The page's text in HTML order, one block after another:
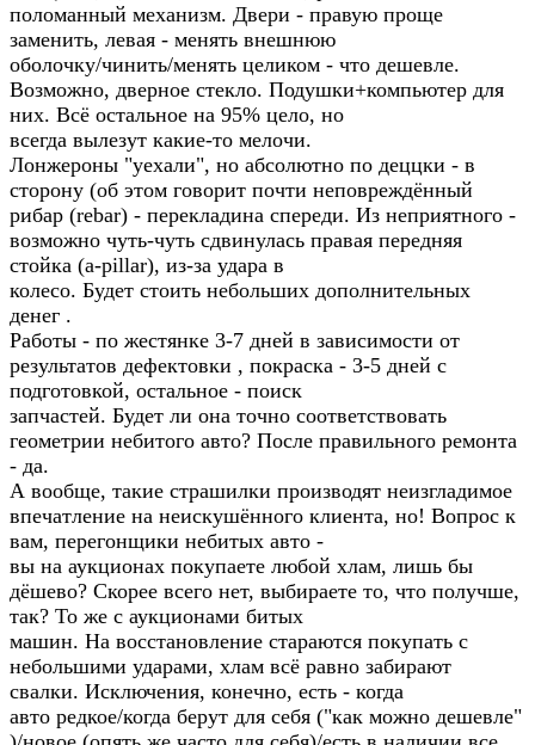
поломанный механизм. Двери - правую проще
заменить, левая - менять внешнюю
оболочку/чинить/менять целиком - что дешевле.
Возможно, дверное стекло. Подушки+компьютер для
них. Всё остальное на 95% цело, но
всегда вылезут какие-то мелочи.
Лонжероны "уехали", но абсолютно по деццки - в
сторону (об этом говорит почти неповреждённый
рибар (rebar) - перекладина спереди. Из неприятного -
возможно чуть-чуть сдвинулась правая передняя
стойка (a-pillar), из-за удара в
колесо. Будет стоить небольших дополнительных
денег .
Работы - по жестянке 3-7 дней в зависимости от
результатов дефектовки , покраска - 3-5 дней с
подготовкой, остальное - поиск
запчастей. Будет ли она точно соответствовать
геометрии небитого авто? После правильного ремонта
- да.
А вообще, такие страшилки производят неизгладимое
впечатление на неискушённого клиента, но! Вопрос к
вам, перегонщики небитых авто -
вы на аукционах покупаете любой хлам, лишь бы
дёшево? Скорее всего нет, выбираете то, что получше,
так? То же с аукционами битых
машин. На восстановление стараются покупать с
небольшими ударами, хлам всё равно забирают
свалки. Исключения, конечно, есть - когда
авто редкое/когда берут для себя ("как можно дешевле"